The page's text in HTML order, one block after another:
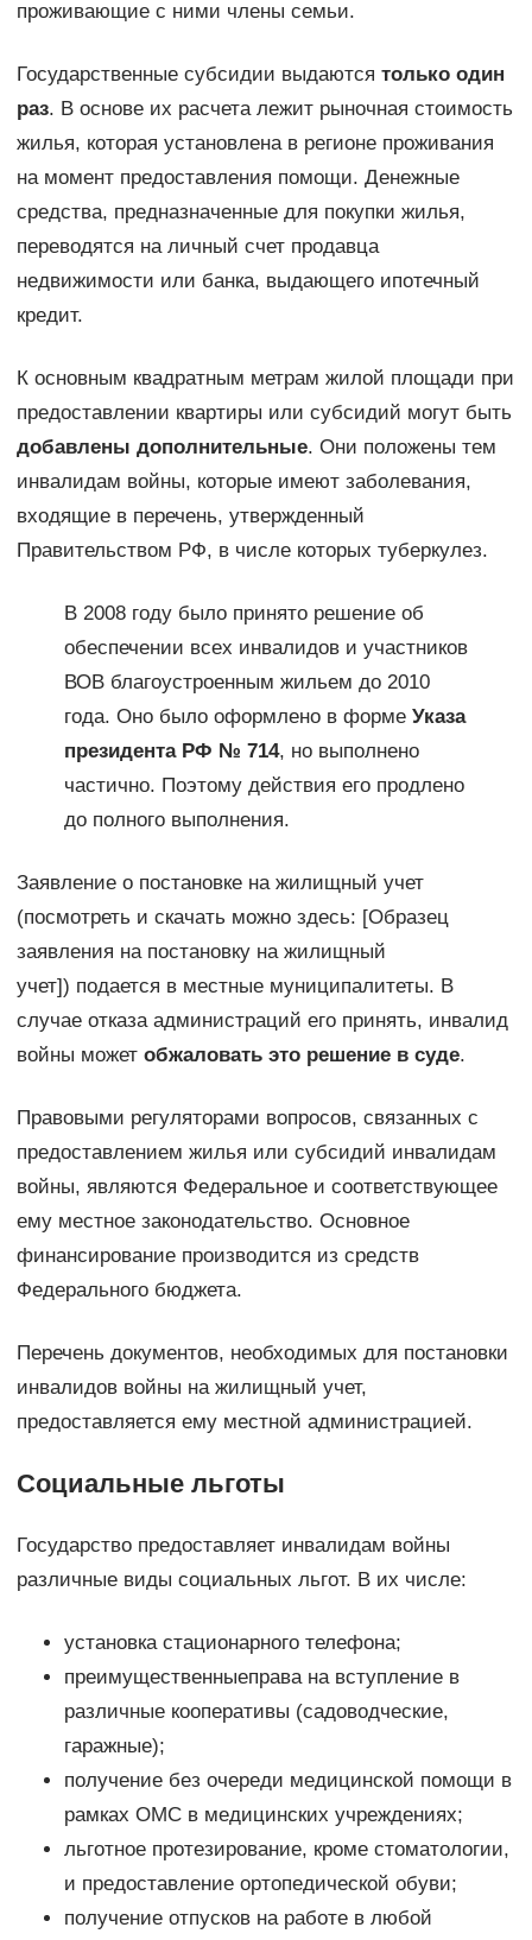
проживающие с ними члены семьи.
Государственные субсидии выдаются только один
раз. В основе их расчета лежит рыночная стоимость
жилья, которая установлена в регионе проживания
на момент предоставления помощи. Денежные
средства, предназначенные для покупки жилья,
переводятся на личный счет продавца
недвижимости или банка, выдающего ипотечный
кредит.
К основным квадратным метрам жилой площади при
предоставлении квартиры или субсидий могут быть
добавлены дополнительные. Они положены тем
инвалидам войны, которые имеют заболевания,
входящие в перечень, утвержденный
Правительством РФ, в числе которых туберкулез.
В 2008 году было принято решение об
обеспечении всех инвалидов и участников
ВОВ благоустроенным жильем до 2010
года. Оно было оформлено в форме Указа
президента РФ № 714, но выполнено
частично. Поэтому действия его продлено
до полного выполнения.
Заявление о постановке на жилищный учет
(посмотреть и скачать можно здесь: [Образец
заявления на постановку на жилищный
учет]) подается в местные муниципалитеты. В
случае отказа администраций его принять, инвалид
войны может обжаловать это решение в суде.
Правовыми регуляторами вопросов, связанных с
предоставлением жилья или субсидий инвалидам
войны, являются Федеральное и соответствующее
ему местное законодательство. Основное
финансирование производится из средств
Федерального бюджета.
Перечень документов, необходимых для постановки
инвалидов войны на жилищный учет,
предоставляется ему местной администрацией.
Социальные льготы
Государство предоставляет инвалидам войны
различные виды социальных льгот. В их числе:
установка стационарного телефона;
преимущественныеправа на вступление в
различные кооперативы (садоводческие,
гаражные);
получение без очереди медицинской помощи в
рамках ОМС в медицинских учреждениях;
льготное протезирование, кроме стоматологии,
и предоставление ортопедической обуви;
получение отпусков на работе в любой